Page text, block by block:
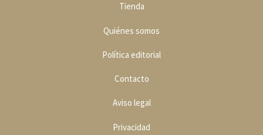
Tienda
Quiénes somos
Política editorial
Contacto
Aviso legal
Privacidad